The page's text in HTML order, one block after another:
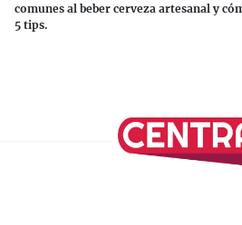
comunes al beber cerveza artesanal y
5 tips.